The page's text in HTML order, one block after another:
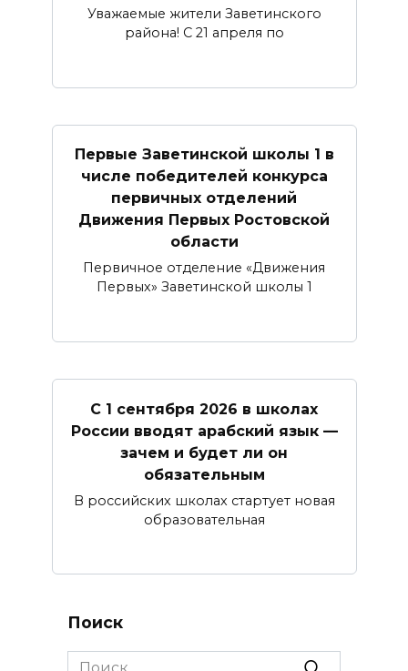
Уважаемые жители Заветинского
района! С 21 апреля по
Первые Заветинской школы 1 в
числе победителей конкурса
первичных отделений
Движения Первых Ростовской
области
Первичное отделение «Движения
Первых» Заветинской школы 1
С 1 сентября 2026 в школах
России вводят арабский язык —
зачем и будет ли он
обязательным
В российских школах стартует новая
образовательная
Поиск
Search